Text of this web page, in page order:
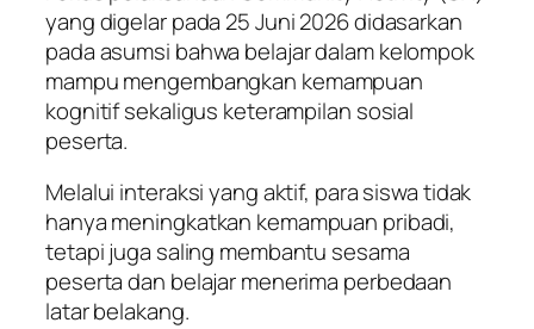
yang digelar pada 25 Juni 2026 didasarkan
pada asumsi bahwa belajar dalam kelompok
mampu mengembangkan kemampuan
kognitif sekaligus keterampilan sosial
peserta.
Melalui interaksi yang aktif, para siswa tidak
hanya meningkatkan kemampuan pribadi,
tetapi juga saling membantu sesama
peserta dan belajar menerima perbedaan
latar belakang.